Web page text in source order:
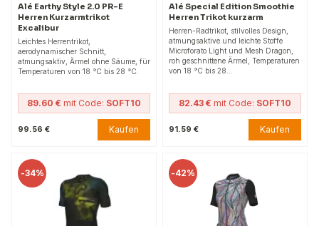
Alé Earthy Style 2.0 PR-E
Herren Kurzarmtrikot
Excalibur
Leichtes Herrentrikot,
aerodynamischer Schnitt,
atmungsaktiv, Ärmel ohne Säume, für
Temperaturen von 18 °C bis 28 °C.
89.60 € mit Code: SOFT10
99.56 € Kaufen
Alé Special Edition Smoothie
Herren Trikot kurzarm
Herren-Radtrikot, stilvolles Design,
atmungsaktive und leichte Stoffe
Microforato Light und Mesh Dragon,
roh geschnittene Ärmel, Temperaturen
von 18 °C bis 28…
82.43 € mit Code: SOFT10
91.59 € Kaufen
-34% -42%